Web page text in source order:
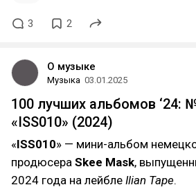
3 2
О музыке
Музыка 03.01.2025
100 лучших альбомов ‘24:
«ISS010» (2024)
«ISS010» — мини-альбом
продюсера Skee Mask,
2024 года на лейбле Ilian Tape.